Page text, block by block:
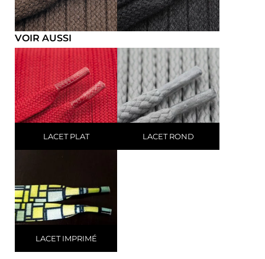
VOIR AUSSI
LACET PLAT LACET ROND
LACET IMPRIMÉ